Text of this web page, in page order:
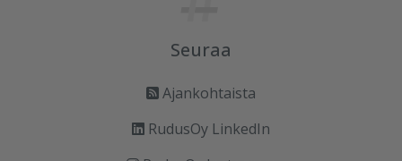
Seuraa
Ajankohtaista
RudusOy LinkedIn